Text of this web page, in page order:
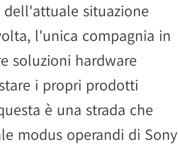
situazione
l'unica compagnia in
soluzioni hardware
i propri prodotti
è una strada che
modus operandi di Sony